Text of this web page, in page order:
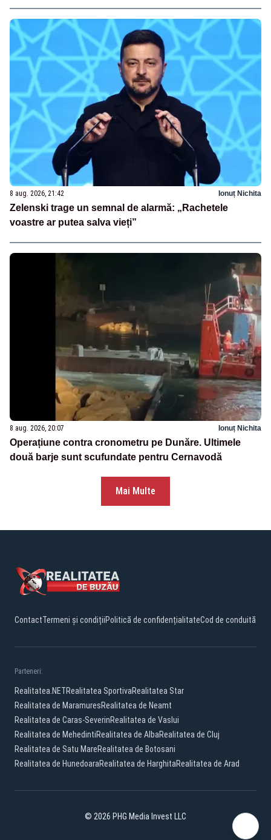
8 aug. 2026, 21:42 Ionuț Nichita
Zelenski trage un semnal de alarmă: „Rachetele
voastre ar putea salva vieți”
8 aug. 2026, 20:07 Ionuț Nichita
Operațiune contra cronometru pe Dunăre. Ultimele
două barje sunt scufundate pentru Cernavodă
Mai Multe
ContactTermeni și condițiiPolitică de confidențialitateCod de conduită
Parteneri:
Realitatea.NETRealitatea SportivaRealitatea Star
Realitatea de MaramuresRealitatea de Neamt
Realitatea de Caras-SeverinRealitatea de Vaslui
Realitatea de MehedintiRealitatea de AlbaRealitatea de Cluj
Realitatea de Satu MareRealitatea de Botosani
Realitatea de HunedoaraRealitatea de HarghitaRealitatea de Arad
© 2026 PHG Media Invest LLC